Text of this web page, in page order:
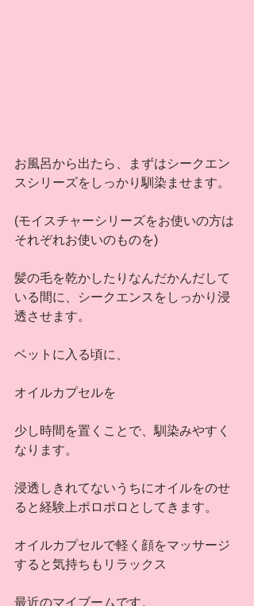
お風呂から出たら、まずはシークエン
スシリーズをしっかり馴染ませます。
(モイスチャーシリーズをお使いの方は
それぞれお使いのものを)
髪の毛を乾かしたりなんだかんだして
いる間に、シークエンスをしっかり浸
透させます。
ベットに入る頃に、
オイルカプセルを
少し時間を置くことで、馴染みやすく
なります。
浸透しきれてないうちにオイルをのせ
ると経験上ポロポロとしてきます。
オイルカプセルで軽く顔をマッサージ
すると気持ちもリラックス
最近のマイブームです。